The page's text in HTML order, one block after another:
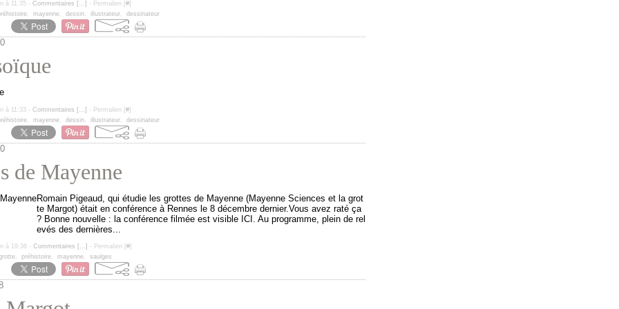
à 11:35 - Commentaires [ …] - Permalien [ #]
, mayenne, dessin, illustrateur, dessinateur
à 11:33 - Commentaires [ …] - Permalien [ #]
, mayenne, dessin, illustrateur, dessinateur
de Mayenne
Romain Pigeaud, qui étudie les grottes de Mayenne (Mayenne Sciences et la grot
te Margot) était en conférence à Rennes le 8 décembre dernier.Vous avez raté ça
? Bonne nouvelle : la conférence filmée est visible ICI. Au programme, plein de rel
evés des dernières...
à 19:36 - Commentaires [ …] - Permalien [ #]
, préhistoire, mayenne, saulges